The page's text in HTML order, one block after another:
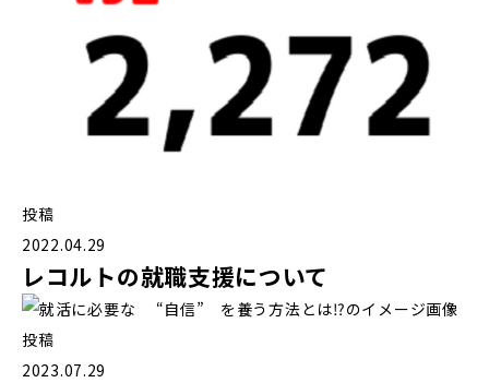
投稿
2022.04.29
レコルトの就職支援について
投稿
2023.07.29